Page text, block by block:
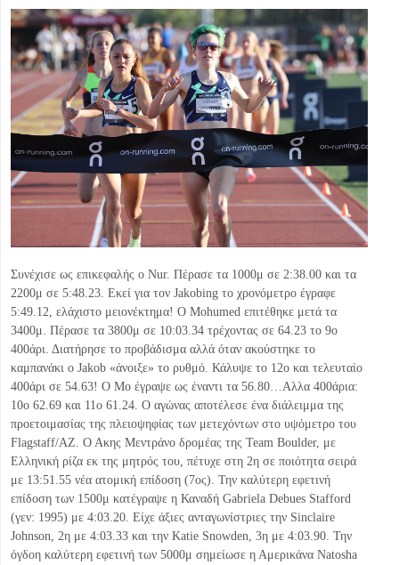
Συνέχισε ως επικεφαλής ο Nur. Πέρασε τα 1000μ σε 2:38.00 και τα
2200μ σε 5:48.23. Εκεί για τον Jakobing το χρονόμετρο έγραφε
5:49.12, ελάχιστο μειονέκτημα! Ο Mohumed επιτέθηκε μετά τα
3400μ. Πέρασε τα 3800μ σε 10:03.34 τρέχοντας σε 64.23 το 9ο
400άρι. Διατήρησε το προβάδισμα αλλά όταν ακούστηκε το
καμπανάκι ο Jakob «άνοιξε» το ρυθμό. Κάλυψε το 12ο και τελευταίο
400άρι σε 54.63! Ο Μο έγραψε ως έναντι τα 56.80…Αλλα 400άρια:
10ο 62.69 και 11ο 61.24. Ο αγώνας αποτέλεσε ένα διάλειμμα της
προετοιμασίας της πλειοψηφίας των μετεχόντων στο υψόμετρο του
Flagstaff/ΑΖ. Ο Ακης Μεντράνο δρομέας της Team Boulder, με
Ελληνική ρίζα εκ της μητρός του, πέτυχε στη 2η σε ποιότητα σειρά
με 13:51.55 νέα ατομική επίδοση (7ος). Την καλύτερη εφετινή
επίδοση των 1500μ κατέγραψε η Καναδή Gabriela Debues Stafford
(γεν: 1995) με 4:03.20. Είχε άξιες ανταγωνίστριες την Sinclaire
Johnson, 2η με 4:03.33 και την Katie Snowden, 3η με 4:03.90. Την
όγδοη καλύτερη εφετινή των 5000μ σημείωσε η Αμερικάνα Natosha